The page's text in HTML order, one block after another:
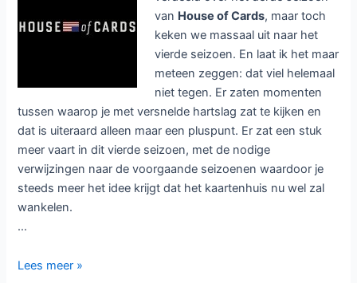
en
van House of Cards, maar toch
keken we massaal uit naar het
vierde seizoen. En laat ik het maar
meteen zeggen: dat viel helemaal
niet tegen. Er zaten momenten
tussen waarop je met versnelde hartslag zat te kijken en
dat is uiteraard alleen maar een pluspunt. Er zat een stuk
meer vaart in dit vierde seizoen, met de nodige
verwijzingen naar de voorgaande seizoenen waardoor je
steeds meer het idee krijgt dat het kaartenhuis nu wel zal
wankelen.
…
Review:
Lees meer »